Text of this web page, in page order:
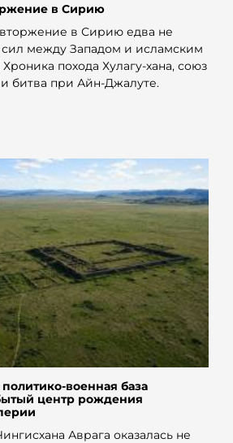
в Сирию
в Сирию едва не
между Западом и исламским
похода Хулагу-хана, союз
битва при Айн-Джалуте.
военная база
центр рождения
Аврага оказалась не